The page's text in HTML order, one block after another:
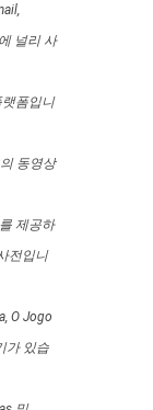
널리 사
폼입니
동영상
제공하
전입니
O Jogo
가 있습